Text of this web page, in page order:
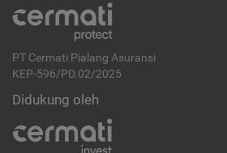
PT Cermati Pialang Asuransi
KEP-596/PD.02/2025
Didukung oleh